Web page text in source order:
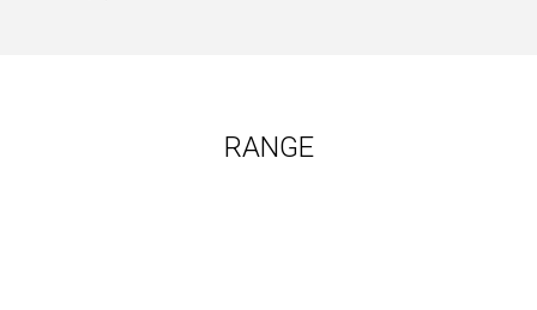
RANGE